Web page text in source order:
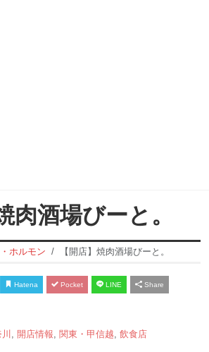
肉酒場びーと。
ホルモン 【開店】焼肉酒場びーと。
Hatena Pocket LINE Share
開店情報 関東・甲信越 飲食店